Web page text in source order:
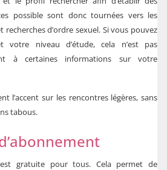
possible sont donc tournées vers les
recherches d’ordre sexuel. Si vous pouvez
niveau d’étude, cela n’est pas
à certaines informations sur votre
l’accent sur les rencontres légères, sans
tabous.
gratuite pour tous. Cela permet de